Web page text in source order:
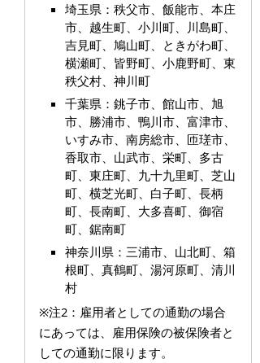
埼玉県：秩父市、飯能市、本庄
市、越生町、小川町、 川島町、
吉見町、鳩山町、 ときがわ町、
横瀬町、皆野町、小鹿野町、東
秩父村、神川町
千葉県： 銚子市、館山市、旭
市、勝浦市、鴨川市、富津市、
いすみ市、南房総市、匝瑳市、
香取市、山武市、栄町、多古
町、東庄町、九十九里町、芝山
町、横芝光町、白子町、長柄
町、長南町、大多喜町、御宿
町、鋸南町
神奈川県： 三浦市、山北町、箱
根町、真鶴町、湯河原町、清川
村
※注2：雇用者としての通勤の場合
にあっては、雇用保険の被保険者と
しての通勤に限ります。